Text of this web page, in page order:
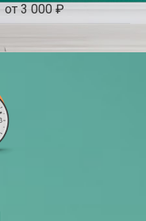
от 3 000 ₽